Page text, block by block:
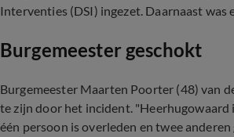
Interventies (DSI) ingezet. Daarnaast
Burgemeester geschokt
Burgemeester Maarten Poorter (48) van
te zijn door het incident.
één persoon is overleden en twee